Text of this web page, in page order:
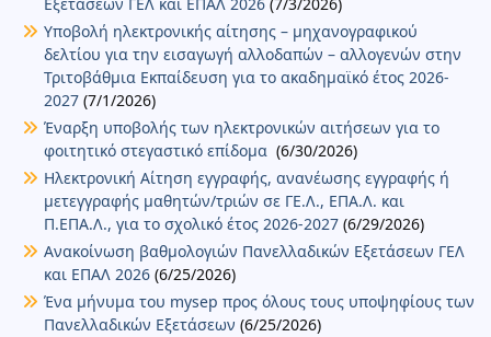
Υποβολή ηλεκτρονικής αίτησης – μηχανογραφικού
δελτίου για την εισαγωγή αλλοδαπών – αλλογενών στην
Τριτοβάθμια Εκπαίδευση για το ακαδημαϊκό έτος 2026-
2027 (7/1/2026)
Έναρξη υποβολής των ηλεκτρονικών αιτήσεων για το
φοιτητικό στεγαστικό επίδομα (6/30/2026)
Ηλεκτρονική Αίτηση εγγραφής, ανανέωσης εγγραφής ή
μετεγγραφής μαθητών/τριών σε ΓΕ.Λ., ΕΠΑ.Λ. και
Π.ΕΠΑ.Λ., για το σχολικό έτος 2026-2027 (6/29/2026)
Ανακοίνωση βαθμολογιών Πανελλαδικών Εξετάσεων ΓΕΛ
και ΕΠΑΛ 2026 (6/25/2026)
Ένα μήνυμα του mysep προς όλους τους υποψηφίους των
Πανελλαδικών Εξετάσεων (6/25/2026)